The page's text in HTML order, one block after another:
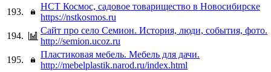
193.
НСТ Космос, садовое товарищество в Новосибирске
https://nstkosmos.ru
194.
Сайт про село Семион. История, люди, события, фото.
http://semion.ucoz.ru
195.
Пластиковая мебель. Мебель для дачи.
http://mebelplastik.narod.ru/index.html